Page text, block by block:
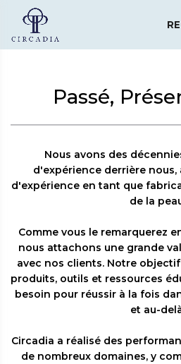
Passé,
Nous avons des
d'expérience derrière nous,
d'expérience en tant que
de la
Comme vous le remarquerez
nous attachons une grande
avec nos clients. Notre
produits, outils et ressources
besoin pour réussir à la fois
et au-
Circadia a réalisé des
de nombreux domaines, y